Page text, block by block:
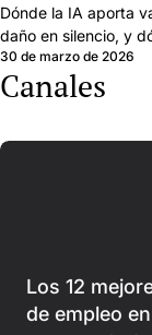
Dónde la IA aporta
daño en silencio, y
responsables de
30 de marzo de 2026
Canales
Los 12
de empleo